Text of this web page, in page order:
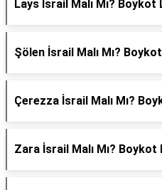
Lays İsrail Malı Mı?
Şölen İsrail Malı Mı?
Çerezza İsrail Malı Mı?
Zara İsrail Malı Mı?